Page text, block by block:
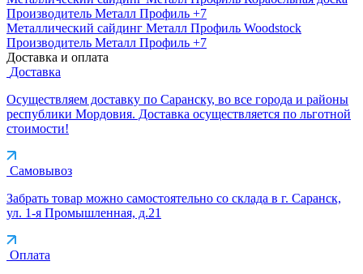
Производитель Металл Профиль +7
Металлический сайдинг Металл Профиль Woodstock
Производитель Металл Профиль +7
Доставка и оплата
Доставка
Осуществляем доставку по Саранску, во все города и районы
республики Мордовия. Доставка осуществляется по льготной
стоимости!
Самовывоз
Забрать товар можно самостоятельно со склада в г. Саранск,
ул. 1-я Промышленная, д.21
Оплата